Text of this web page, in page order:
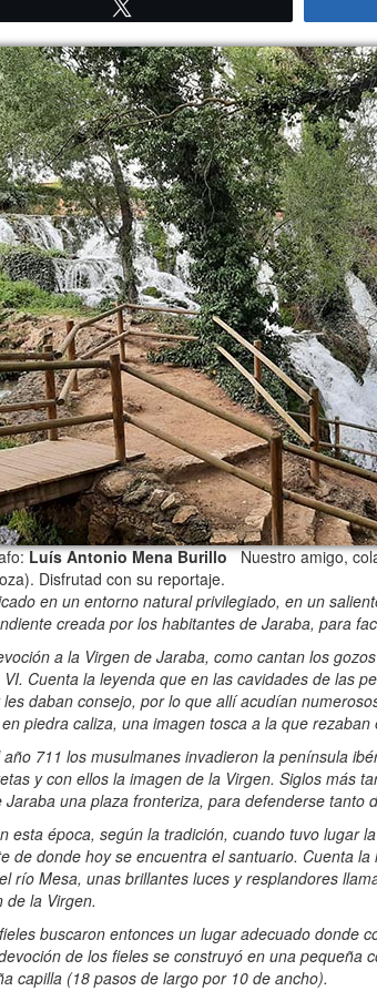
Luís Antonio Mena BurilloNuestro amigo,
Disfrutad con su reportaje.
en un entorno natural privilegiado, en un
creada por los habitantes de Jaraba, para
a la Virgen de Jaraba, como cantan los
VI. Cuenta la leyenda que en las cavidades de las
les daban consejo, por lo que allí acudían
piedra caliza, una imagen tosca a la que
711 los musulmanes invadieron la península
y con ellos la imagen de la Virgen. Siglos más
Jaraba una plaza fronteriza, para defenderse tanto
esta época, según la tradición, cuando tuvo lugar
de donde hoy se encuentra el santuario. Cuenta
río Mesa, unas brillantes luces y resplandores
de la Virgen.
buscaron entonces un lugar adecuado donde
de los fieles se construyó en una
capilla (18 pasos de largo por 10 de ancho).